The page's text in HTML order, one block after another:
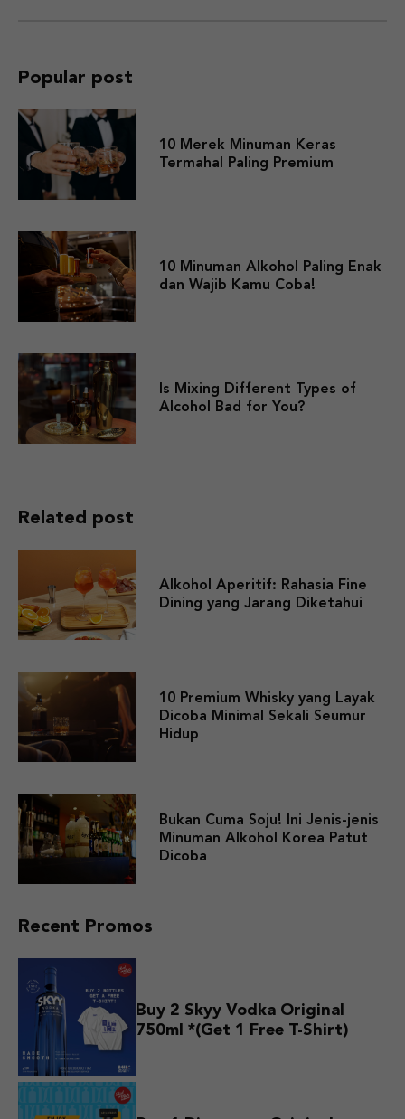
Popular post
10 Merek Minuman Keras
Termahal Paling Premium
10 Minuman Alkohol Paling Enak
dan Wajib Kamu Coba!
Is Mixing Different Types of
Alcohol Bad for You?
Related post
Alkohol Aperitif: Rahasia Fine
Dining yang Jarang Diketahui
10 Premium Whisky yang Layak
Dicoba Minimal Sekali Seumur
Hidup
Bukan Cuma Soju! Ini Jenis-jenis
Minuman Alkohol Korea Patut
Dicoba
Recent Promos
Buy 2 Skyy Vodka Original
750ml *(Get 1 Free T-Shirt)